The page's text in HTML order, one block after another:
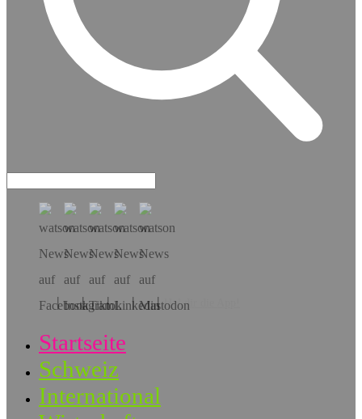
Hol dir die App!
Startseite
Schweiz
International